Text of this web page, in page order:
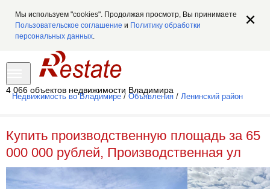
Мы используем "cookies". Продолжая просмотр, Вы принимаете
Пользовательское соглашение и Политику обработки
персональных данных.
4 066 объектов недвижимости Владимира
Недвижимость во Владимире / Объявления / Ленинский район
Купить производственную площадь за 65
000 000 рублей, Производственная ул